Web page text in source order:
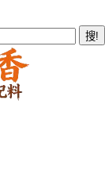
搜!